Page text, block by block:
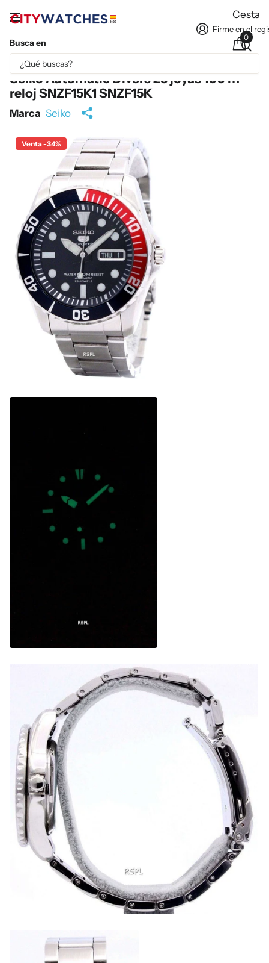
Busca en
Firme en el
Cesta
0
Parte del contenido se ha traducido automáticamente.
Seiko Automatic Divers 23 joyas 100 m
reloj SNZF15K1 SNZF15K
Marca Seiko
Venta -34%